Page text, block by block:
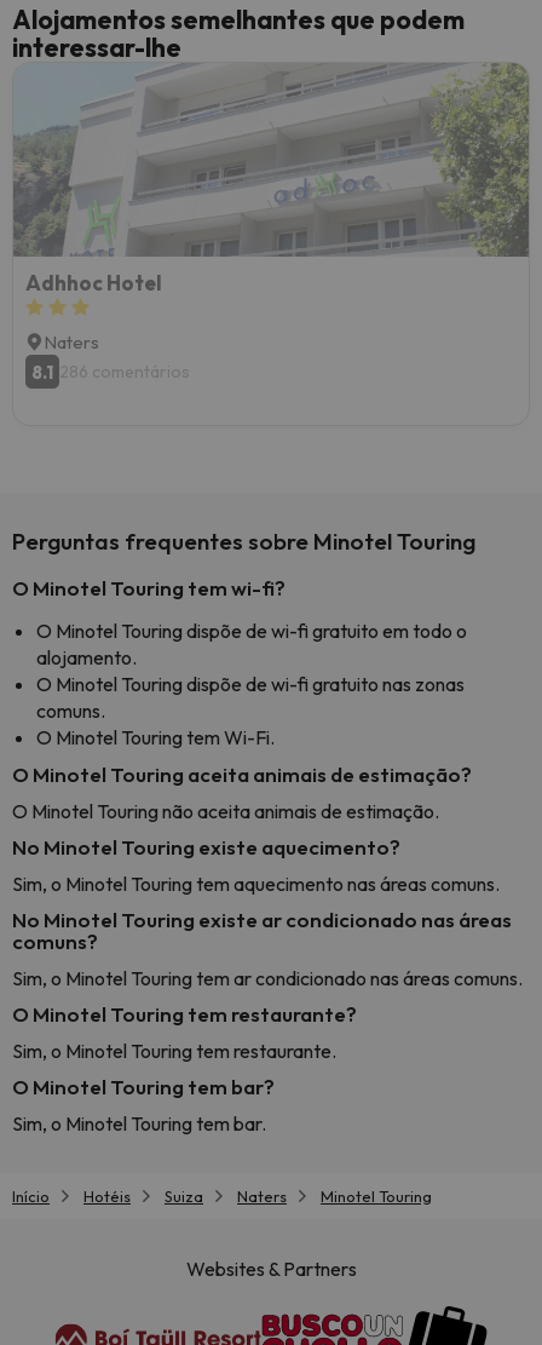
Alojamentos semelhantes que podem
interessar-lhe
Adhhoc Hotel
Naters
8.1 286 comentários
Perguntas frequentes sobre Minotel Touring
O Minotel Touring tem wi-fi?
O Minotel Touring dispõe de wi-fi gratuito em todo o
alojamento.
O Minotel Touring dispõe de wi-fi gratuito nas zonas
comuns.
O Minotel Touring tem Wi-Fi.
O Minotel Touring aceita animais de estimação?
O Minotel Touring não aceita animais de estimação.
No Minotel Touring existe aquecimento?
Sim, o Minotel Touring tem aquecimento nas áreas comuns.
No Minotel Touring existe ar condicionado nas áreas
comuns?
Sim, o Minotel Touring tem ar condicionado nas áreas comuns.
O Minotel Touring tem restaurante?
Sim, o Minotel Touring tem restaurante.
O Minotel Touring tem bar?
Sim, o Minotel Touring tem bar.
Início Hotéis Suiza Naters Minotel Touring
Websites & Partners